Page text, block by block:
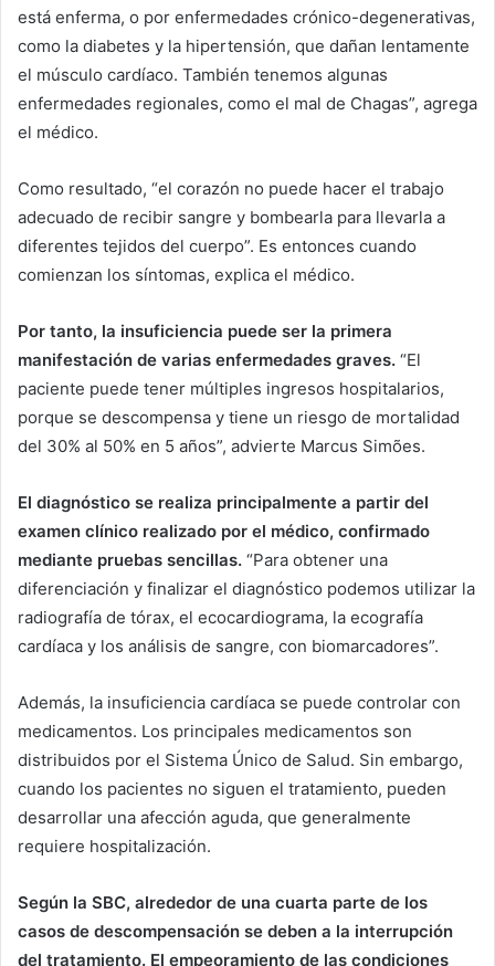
está enferma, o por enfermedades crónico-degenerativas,
como la diabetes y la hipertensión, que dañan lentamente
el músculo cardíaco. También tenemos algunas
enfermedades regionales, como el mal de Chagas”, agrega
el médico.
Como resultado, “el corazón no puede hacer el trabajo
adecuado de recibir sangre y bombearla para llevarla a
diferentes tejidos del cuerpo”. Es entonces cuando
comienzan los síntomas, explica el médico.
Por tanto, la insuficiencia puede ser la primera
manifestación de varias enfermedades graves. “El
paciente puede tener múltiples ingresos hospitalarios,
porque se descompensa y tiene un riesgo de mortalidad
del 30% al 50% en 5 años”, advierte Marcus Simões.
El diagnóstico se realiza principalmente a partir del
examen clínico realizado por el médico, confirmado
mediante pruebas sencillas. “Para obtener una
diferenciación y finalizar el diagnóstico podemos utilizar la
radiografía de tórax, el ecocardiograma, la ecografía
cardíaca y los análisis de sangre, con biomarcadores”.
Además, la insuficiencia cardíaca se puede controlar con
medicamentos. Los principales medicamentos son
distribuidos por el Sistema Único de Salud. Sin embargo,
cuando los pacientes no siguen el tratamiento, pueden
desarrollar una afección aguda, que generalmente
requiere hospitalización.
Según la SBC, alrededor de una cuarta parte de los
casos de descompensación se deben a la interrupción
del tratamiento. El empeoramiento de las condiciones